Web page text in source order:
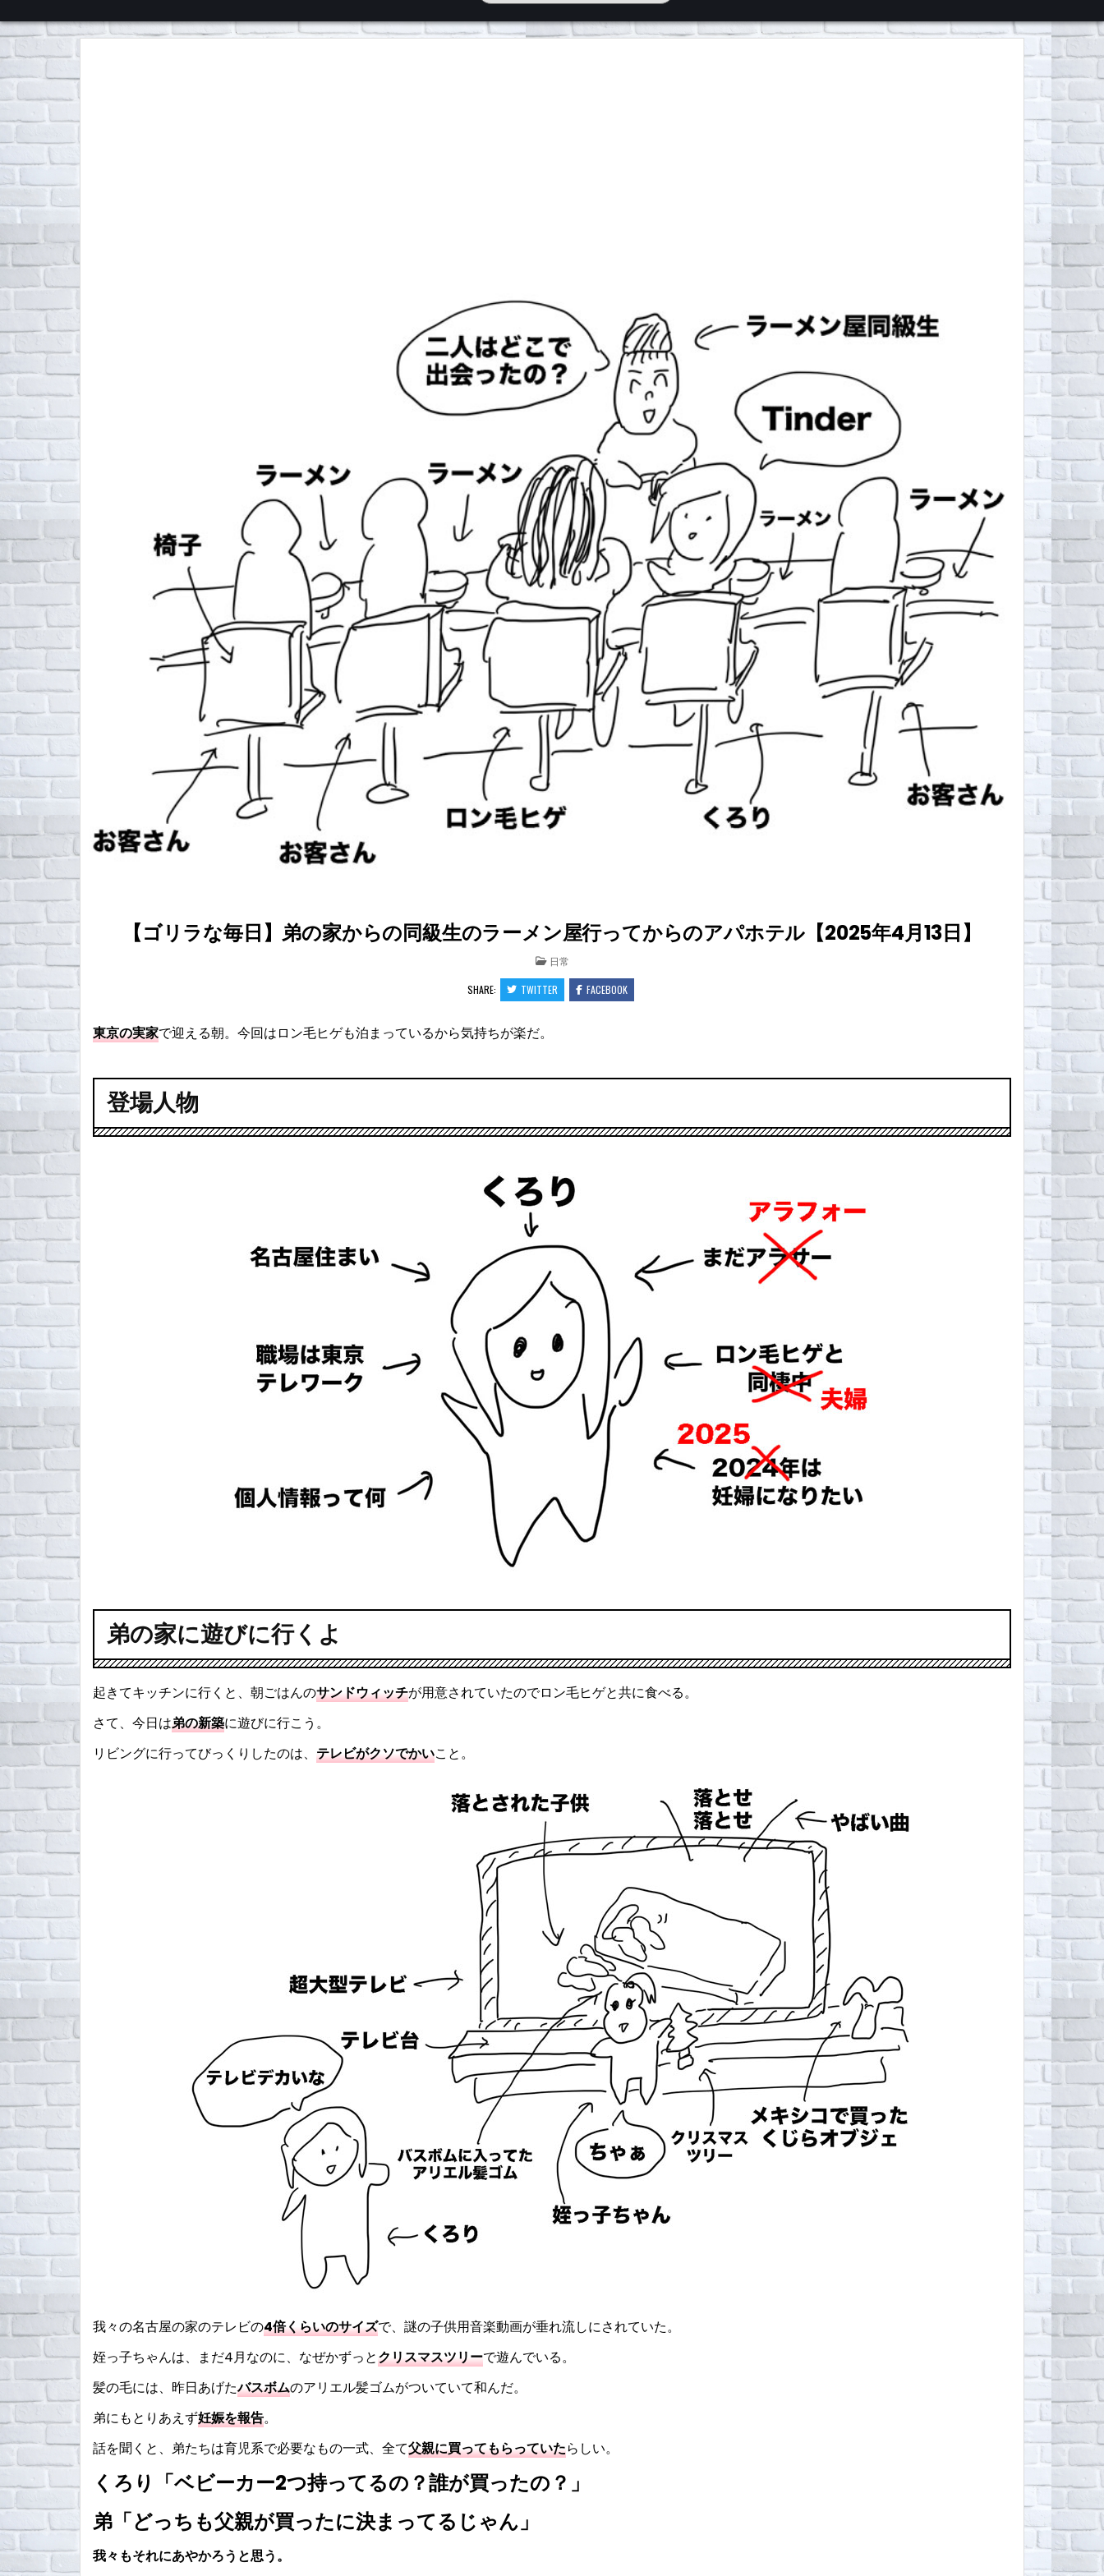
くろチャンネル
【ゴリラな毎日】弟の家からの同級生のラーメン屋行ってからのアパホテル【2025年4月13日】
POSTED
IN
日常
SHARE: TWITTER FACEBOOK
東京の実家で迎える朝。今回はロン毛ヒゲも泊まっているから気持ちが楽だ。
登場人物
弟の家に遊びに行くよ
起きてキッチンに行くと、朝ごはんのサンドウィッチが用意されていたのでロン毛ヒゲと共に食べる。
さて、今日は弟の新築に遊びに行こう。
リビングに行ってびっくりしたのは、 テレビがクソでかいこと。
我々の名古屋の家のテレビの4倍くらいのサイズで、謎の子供用音楽動画が垂れ流しにされていた。
姪っ子ちゃんは、まだ4月なのに、なぜかずっとクリスマスツリーで遊んでいる。
髪の毛には、昨日あげたバスボムのアリエル髪ゴムがついていて和んだ。
弟にもとりあえず妊娠を報告。
話を聞くと、弟たちは育児系で必要なもの一式、全て父親に買ってもらっていたらしい。
くろり「ベビーカー2つ持ってるの？誰が買ったの？」
弟「どっちも父親が買ったに決まってるじゃん」
我々もそれにあやかろうと思う。